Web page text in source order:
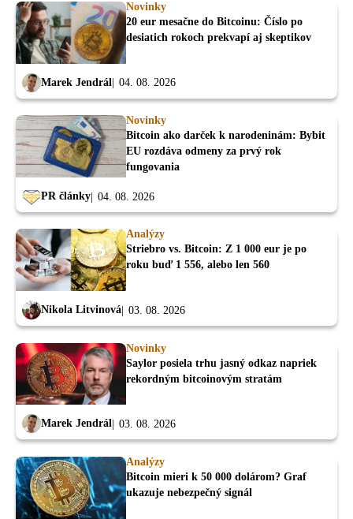
Novinky
20 eur mesačne do Bitcoinu: Číslo po
desiatich rokoch prekvapí aj skeptikov
Marek Jendrál 04. 08. 2026
Novinky
Bitcoin ako darček k narodeninám: Bybit
EU rozdáva odmeny za prvý rok
fungovania
PR články 04. 08. 2026
Analýzy
Striebro vs. Bitcoin: Z 1 000 eur je po
roku buď 1 556, alebo len 560
Nikola Litvinová 03. 08. 2026
Novinky
Saylor posiela trhu jasný odkaz napriek
rekordným bitcoinovým stratám
Marek Jendrál 03. 08. 2026
Analýzy
Bitcoin mieri k 50 000 dolárom? Graf
ukazuje nebezpečný signál